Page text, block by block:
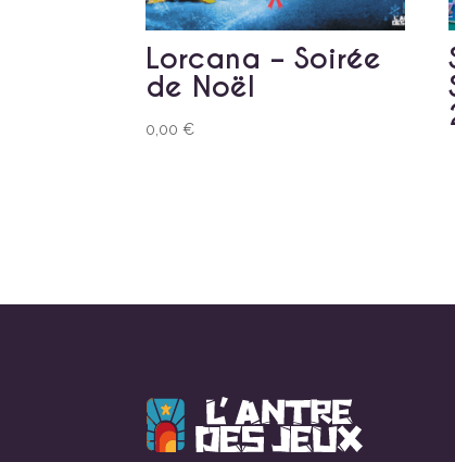
Lorcana – Soirée
de Noël
0,00€